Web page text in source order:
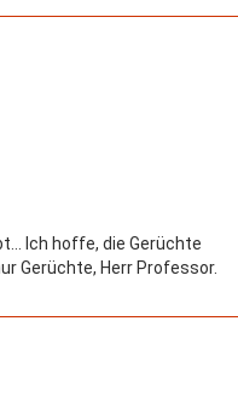
Ich hoffe, die Gerüchte
Gerüchte, Herr Professor.